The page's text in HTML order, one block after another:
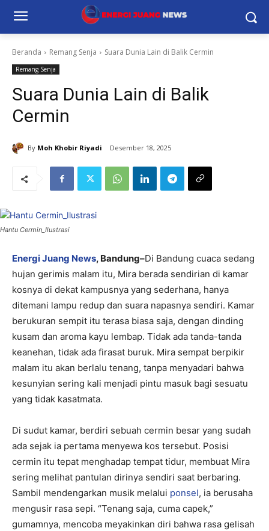
Beranda Remang Senja Suara Dunia Lain di Balik Cermin
Remang Senja
Suara Dunia Lain di Balik
Cermin
By Moh Khobir Riyadi Desember 18, 2025
Hantu Cermin_Ilustrasi
Energi Juang News, Bandung–Di Bandung cuaca sedang
hujan gerimis malam itu, Mira berada sendirian di kamar
kosnya di dekat kampusnya yang sederhana, hanya
ditemani lampu redup dan suara napasnya sendiri. Kamar
berukuran sempit itu terasa biasa saja, dengan dinding
kusam dan aroma kayu lembap. Tidak ada tanda-tanda
keanehan, tidak ada firasat buruk. Mira sempat berpikir
malam itu akan berlalu tenang, tanpa menyadari bahwa
kesunyian sering kali menjadi pintu masuk bagi sesuatu
yang tidak kasatmata.
Di sudut kamar, berdiri sebuah cermin besar yang sudah
ada sejak ia pertama menyewa kos tersebut. Posisi
cermin itu tepat menghadap tempat tidur, membuat Mira
sering melihat pantulan dirinya sendiri saat berbaring.
Sambil mendengarkan musik melalui ponsel, ia berusaha
mengusir rasa sepi. “Tenang saja, cuma capek,”
gumamnya, mencoba meyakinkan diri bahwa rasa gelisah